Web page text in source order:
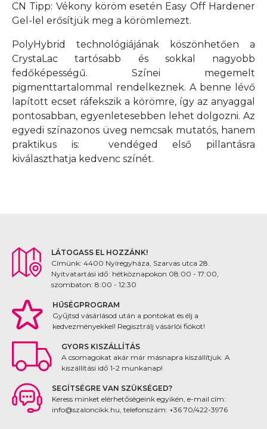
CN Tipp: Vékony köröm esetén Easy Off Hardener
Gel-lel erősítjük meg a körömlemezt.
PolyHybrid technológiájának köszönhetően a
CrystaLac tartósabb és sokkal nagyobb
fedőképességű. Színei megemelt
pigmenttartalommal rendelkeznek. A benne lévő
lapított ecset ráfekszik a körömre, így az anyaggal
pontosabban, egyenletesebben lehet dolgozni. Az
egyedi színazonos üveg nemcsak mutatós, hanem
praktikus is: vendéged első pillantásra
kiválaszthatja kedvenc színét.
LÁTOGASS EL HOZZÁNK!
Címünk: 4400 Nyíregyháza, Szarvas utca 28.
Nyitvatartási idő: hétköznapokon 08:00 - 17:00,
szombaton: 8:00 - 12:30
HŰSÉGPROGRAM
Gyűjtsd vásárlásod után a pontokat és élj a
kedvezményekkel! Regisztrálj vásárlói fiókot!
GYORS KISZÁLLÍTÁS
A csomagokat akár már másnapra kiszállítjuk. A
kiszállítási idő 1-2 munkanap!
SEGÍTSÉGRE VAN SZÜKSÉGED?
Keress minket elérhetőségeink egyikén, e-mail cím:
info@szaloncikk.hu, telefonszám: +36 70/422-3976